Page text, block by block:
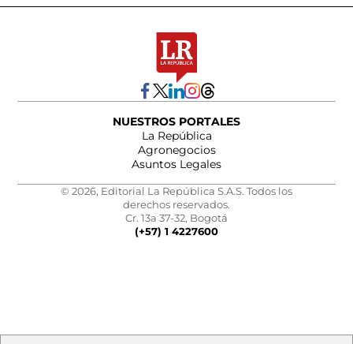
NUESTROS PORTALES
La República
Agronegocios
Asuntos Legales
© 2026, Editorial La República S.A.S. Todos los
derechos reservados.
Cr. 13a 37-32, Bogotá
(+57) 1 4227600